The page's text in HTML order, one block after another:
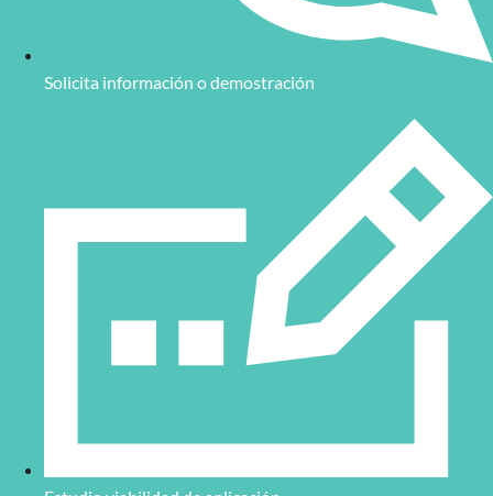
Solicita información o demostración